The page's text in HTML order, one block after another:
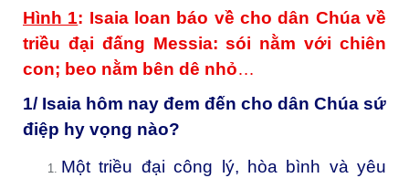
Hình 1: Isaia loan báo về cho dân Chúa về
triều đại đấng Messia: sói nằm với chiên
con; beo nằm bên dê nhỏ…
1/ Isaia hôm nay đem đến cho dân Chúa sứ
điệp hy vọng nào?
Một triều đại công lý, hòa bình và yêu